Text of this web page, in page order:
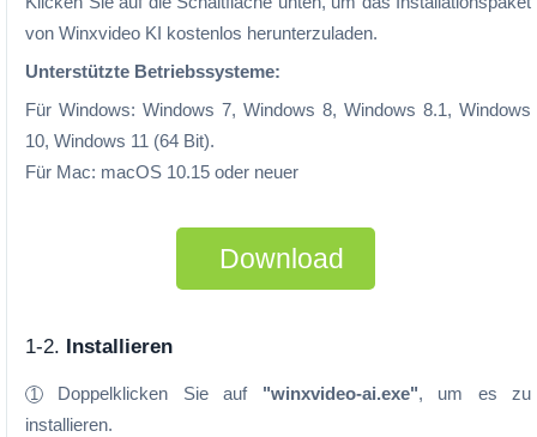
von Winxvideo KI kostenlos herunterzuladen.
Unterstützte Betriebssysteme:
Für Windows: Windows 7, Windows 8, Windows 8.1, Windows
10, Windows 11 (64 Bit).
Für Mac: macOS 10.15 oder neuer
Download
1-2. Installieren
1 Doppelklicken Sie auf "winxvideo-ai.exe", um es zu
installieren.